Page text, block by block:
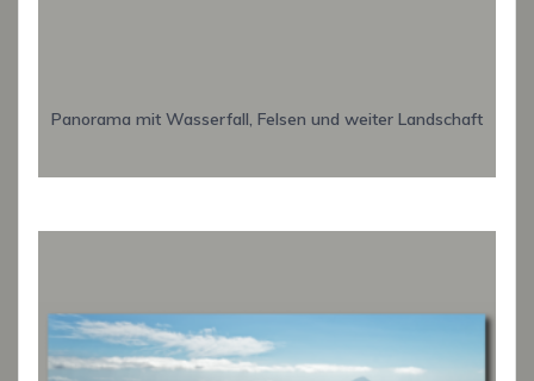
Panorama mit Wasserfall, Felsen und weiter Landschaft